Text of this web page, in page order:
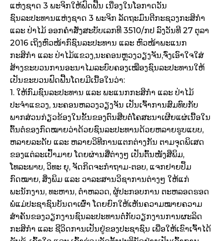
ແຫ່ງຊາດ 3 ພະຈິກໃຫ້ຟົດຟື້ນ ເນື່ອງໃນໂອກາດວັນ
ຊົນລະປະທານແຫ່ງຊາດ 3 ພະຈິກ ລັດຖະມົນຕີກະຊວງກະສິກຳ
ແລະ ປ່າໄມ້ ອອກຄຳສັ່ງສະບັບເລກທີ 3510/ກປ ລົງວັນທີ 27 ຕຸລາ
2016 ເຖິງຫົວໜ້າກົຊົນລະປະທານ ແລະ ຫົວໜ້າພະແນກ
ກະສິກຳ ແລະ ປ່າໄມ້ແຂວງ,ນະຄອນຫຼວງວຽງຈັນ,ຈົ່ງເອົາໃຈໃສ່
ສ້າງຂະບວນການອະນາໄມລະບົບຄອງເໝືອງຊົນລະປະທານໃຫ້
ເປັນຂະບວນຟົດຟື້ນໂດຍມີເນື້ອໃນວ່າ:
1. ໃຫ້ກົມຊົນລະປະທານ ແລະ ພະແນກກະສິກຳ ແລະ ປ່າໄມ້
ປະຈຳແຂວງ, ນະຄອນຫລວງວຽງຈັນ ເປັນເຈົ້າການສົມທົບກັບ
ພາກສ່ວນກ່ຽວຂ້ອງໃນຂັ້ນຂອງຕົນສືບຕໍ່ໂຄສະນາເຜີຍແຜ່ເນື້ອໃນ
ຕົ້ນຕໍຂອງກົດໝາຍວ່າດ້ວຍຊົນລະປະທານດ້ວຍຫລາຍຮູບແບບ,
ຫລາຍລະດັບ ແລະ ຫລາຍວິທີການແຕກຕ່າງກັນ ຕາມຈຸດພິເສດ
ຂອງແຕ່ລະເປົ້າມາຍ ໂດຍຜ່ານສື່ຕ່າງໆ ເປັນຕົ້ນໜັງສືພິມ,
ໂທລະພາບ, ວິທະ ຍຸ, ຈັດກິດຈະກຳຖາມ-ຕອບ, ແຈກຢາຍປຶ້ມ
ກົດໝາຍ, ສິ່ງພິມ ແລະ ວາລະສານວິຊາການຕ່າງໆ ໃຫ້ແກ່
ພະນັກງານ, ທະຫານ, ຕຳຫລວດ, ຜູ້ປະກອບການ ຕະຫລອດຮອດ
ພໍ່ແມ່ປະຊາຊົນບັນດາເຜົ່າ ໂດຍຍົກໃຫ້ເຫັນຄວາມໝາຍຄວາມ
ສຳຄັນຂອງວຽກງານຊົນລະປະທານຕໍ່ກັບວຽກງານການຜະລິດ
ກະສິກຳ ແລະ ຊີວິດການເປັນຢູ່ຂອງປະຊາຊົນ ເພື່ອໃຫ້ເຂົາເຈົ້າໄດ້